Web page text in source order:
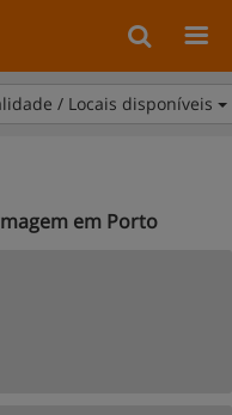
/ Locais disponíveis
em Porto